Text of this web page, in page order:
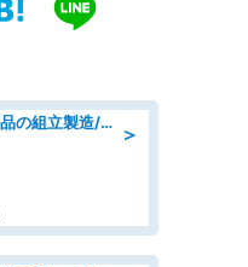
＞
デンソーの工場で自動車部品の組立製造/denso aichi